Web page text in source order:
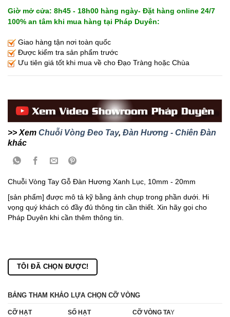
Giờ mở cửa: 8h45 - 18h00 hàng ngày- Đặt hàng online 24/7
100% an tâm khi mua hàng tại Pháp Duyên:
Giao hàng tận nơi toàn quốc
Được kiểm tra sản phẩm trước
Ưu tiên giá tốt khi mua về cho Đạo Tràng hoặc Chùa
>> Xem Chuỗi Vòng Đeo Tay, Đàn Hương - Chiên Đàn
khác
Chuỗi Vòng Tay Gỗ Đàn Hương Xanh Lục, 10mm - 20mm
[sản phẩm] được mô tả kỹ bằng ảnh chụp trong phần dưới. Hi
vọng quý khách có đầy đủ thông tin cần thiết. Xin hãy gọi cho
Pháp Duyên khi cần thêm thông tin.
TÔI ĐÃ CHỌN ĐƯỢC!
BẢNG THAM KHẢO LỰA CHỌN CỠ VÒNG
CỠ HẠT SỐ HẠT CỠ VÒNG TAY